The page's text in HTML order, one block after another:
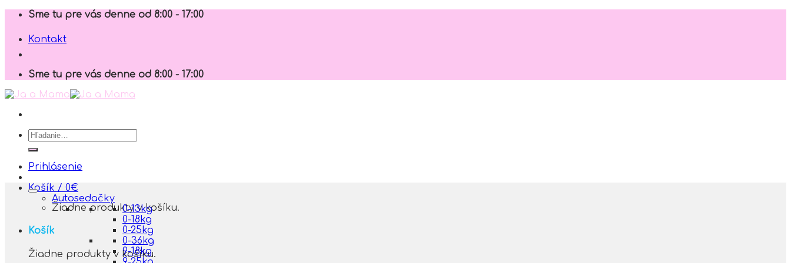
Skip
content
Sme tu pre vás denne od 8:00 - 17:00
Kontakt
Sme tu pre vás denne od 8:00 - 17:00
Hľadať:
Prihlásenie
Košík / 0€
Žiadne produkty v košíku.
Košík
Žiadne produkty v košíku.
Autosedačky
0-13kg
0-18kg
0-25kg
0-36kg
9-18kg